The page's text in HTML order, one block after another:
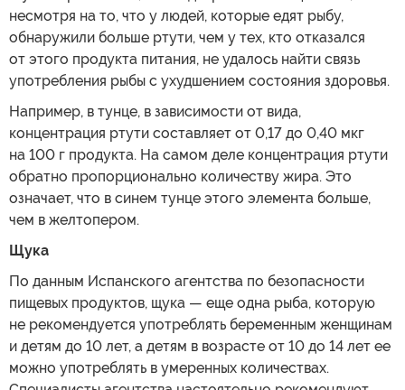
несмотря на то, что у людей, которые едят рыбу,
обнаружили больше ртути, чем у тех, кто отказался
от этого продукта питания, не удалось найти связь
употребления рыбы с ухудшением состояния здоровья.
Например, в тунце, в зависимости от вида,
концентрация ртути составляет от 0,17 до 0,40 мкг
на 100 г продукта. На самом деле концентрация ртути
обратно пропорционально количеству жира. Это
означает, что в синем тунце этого элемента больше,
чем в желтопером.
Щука
По данным Испанского агентства по безопасности
пищевых продуктов, щука — еще одна рыба, которую
не рекомендуется употреблять беременным женщинам
и детям до 10 лет, а детям в возрасте от 10 до 14 лет ее
можно употреблять в умеренных количествах.